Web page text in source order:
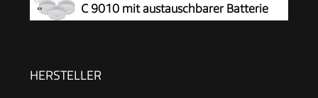
C 9010 mit austauschbarer Batterie
HERSTELLER